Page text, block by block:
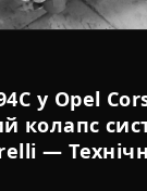
у Opel
колапс
—